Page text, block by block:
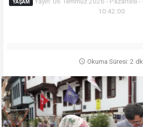
YAŞAM
10:42:00
Okuma Süresi: 2 dk.